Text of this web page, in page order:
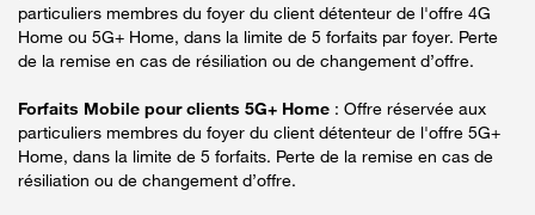
particuliers membres du foyer du client détenteur de l'offre 4G
Home ou 5G+ Home, dans la limite de 5 forfaits par foyer. Perte
de la remise en cas de résiliation ou de changement d’offre.
Forfaits Mobile pour clients 5G+ Home : Offre réservée aux
particuliers membres du foyer du client détenteur de l'offre 5G+
Home, dans la limite de 5 forfaits. Perte de la remise en cas de
résiliation ou de changement d’offre.